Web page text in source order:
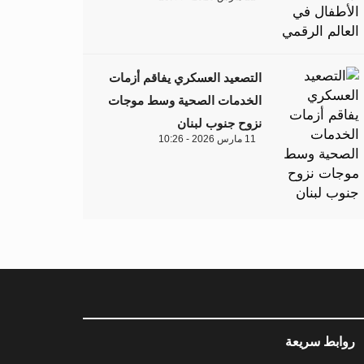
التصعيد العسكري يفاقم أزمات
الخدمات الصحية وسط موجات
نزوح جنوب لبنان
11 مارس 2026 - 10:26
روابط سريعة